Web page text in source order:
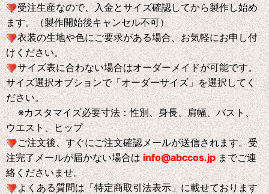
受注生産なので、入金とサイズ確認してから製作し始め
ます。（製作開始後キャンセル不可）
衣装の生地や色にご要求がある場合、お気軽にお申し付
けください。
サイズ表に合わない場合はオーダーメイドが可能です。
サイズ選択オブションで「オーダーサイズ」を選択してく
ださい。
※カスタマイズ必要寸法：性別、身長、肩幅、バスト、
ウエスト、ヒップ
ご注文後、すぐにご注文確認メールが送信されます。受
注完了メールが届かない場合はinfo@abccos.jp までご連
絡くださいませ。
よくある質問は「特定商取引法表示」に載せております